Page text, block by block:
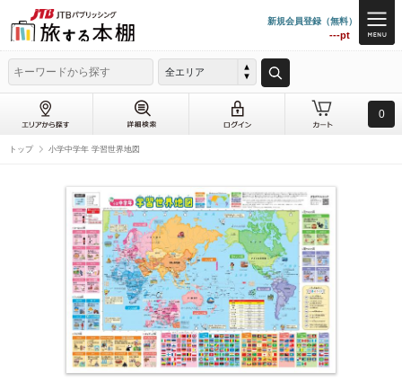
新規会員登録（無料）
---pt
全エリア
0
トップ 小学中学年 学習世界地図